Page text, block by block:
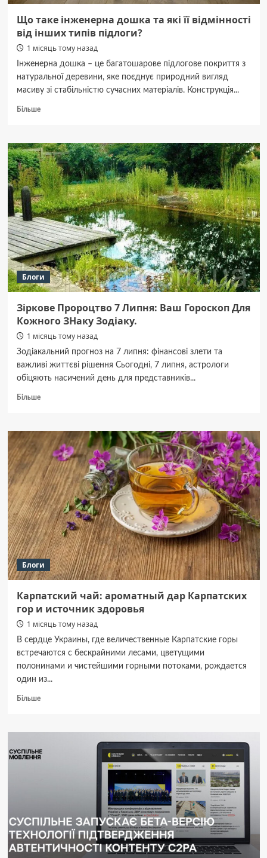
Що таке інженерна дошка та які її відмінності
від інших типів підлоги?
1 місяць тому назад
Інженерна дошка – це багатошарове підлогове покриття з
натуральної деревини, яке поєднує природний вигляд
масиву зі стабільністю сучасних матеріалів. Конструкція...
БільшеДокладніше
таке
інженерна
дошка
та
які
її
відмінності
від
інших
типів
підлоги?
Блоги
Зіркове Пророцтво 7 Липня: Ваш Гороскоп Для
Кожного ЗНаку Зодіаку.
1 місяць тому назад
Зодіакальний прогноз на 7 липня: фінансові злети та
важливі життєві рішення Сьогодні, 7 липня, астрологи
обіцяють насичений день для представників...
БільшеДокладніше
Пророцтво
Липня:
Ваш
Гороскоп
Для
Кожного
ЗНаку
Зодіаку.
Блоги
Карпатский чай: ароматный дар Карпатских
гор и источник здоровья
1 місяць тому назад
В сердце Украины, где величественные Карпатские горы
встречаются с бескрайними лесами, цветущими
полонинами и чистейшими горными потоками, рождается
один из...
БільшеДокладніше
чай:
дар